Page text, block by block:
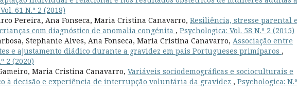
61 N.º 2 (2018)
Pereira, Ana Fonseca, Maria Cristina Canavarro, Resiliência, stresse parental e
com diagnóstico de anomalia congénita , Psychologica: Vol. 58 N.º 2 (2015)
Stephanie Alves, Ana Fonseca, Maria Cristina Canavarro, Associação entre
e ajustamento diádico durante a gravidez em pais Portugueses primíparos ,
2 (2020)
Maria Cristina Canavarro, Variáveis sociodemográficas e socioculturais e
à decisão e experiência de interrupção voluntária da gravidez , Psychologica: N.º